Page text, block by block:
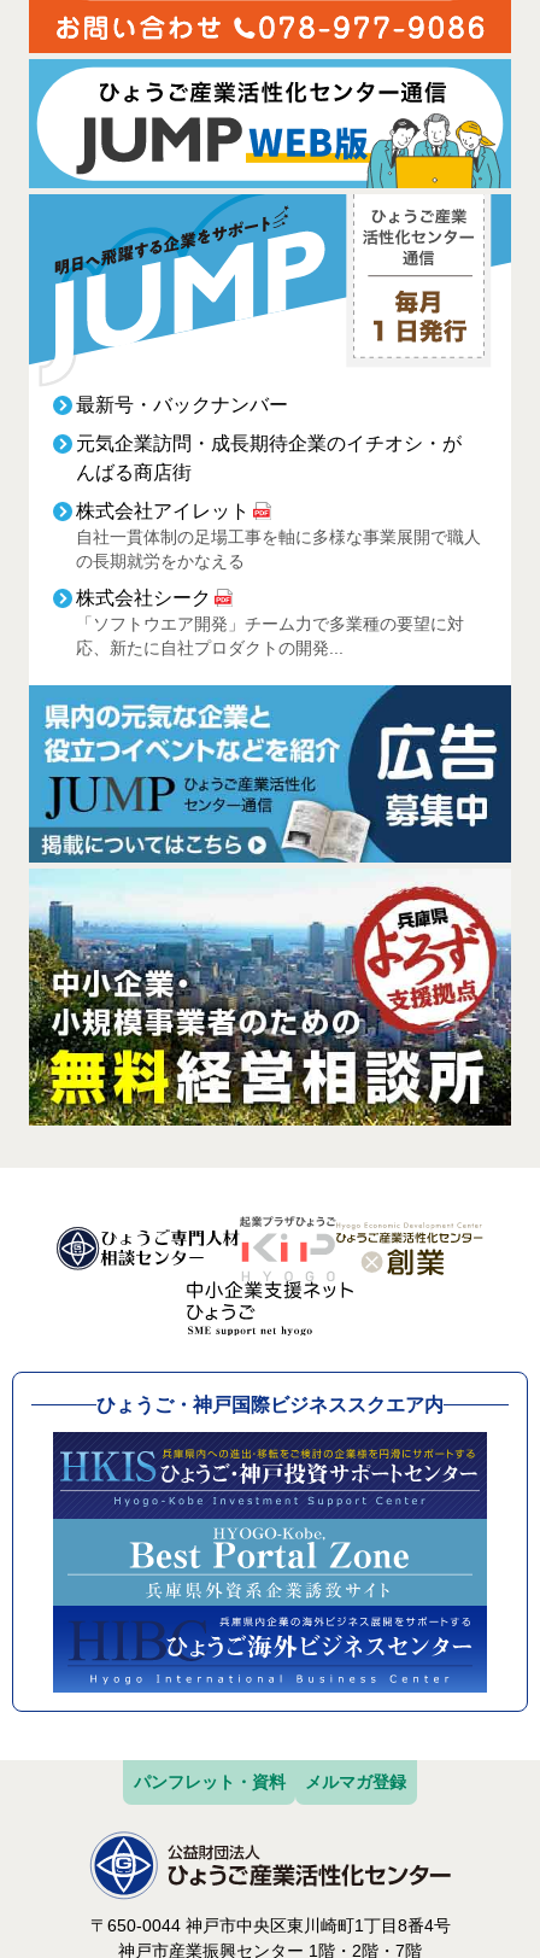
最新号・バックナンバー
元気企業訪問・成長期待企業のイチオシ・が
んばる商店街
株式会社アイレット
自社一貫体制の足場工事を軸に多様な事業展開で職人
の長期就労をかなえる
株式会社シーク
「ソフトウエア開発」チーム力で多業種の要望に対
応、新たに自社プロダクトの開発...
ひょうご・神戸国際ビジネススクエア内
パンフレット・資料 メルマガ登録
〒650-0044 神戸市中央区東川崎町1丁目8番4号
神戸市産業振興センター 1階・2階・7階